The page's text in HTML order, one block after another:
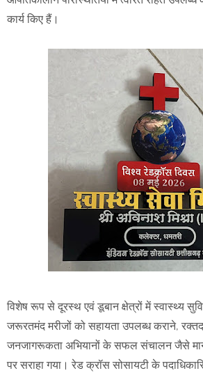
कार्य किए हैं।
विशेष रूप से दूरस्थ एवं डूबान क्षेत्रों में स्वास्थ्य
जरूरतमंद मरीजों को सहायता उपलब्ध कराने,
जनजागरूकता अभियानों के सफल संचालन जैसे
पर सराहा गया। रेड क्रॉस सोसायटी के